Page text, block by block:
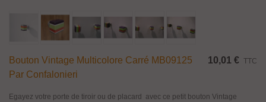
Bouton Vintage Multicolore Carré MB09125
Par Confalonieri
10,01 € TTC
Egayez votre porte de tiroir ou de placard avec ce petit bouton Vintage